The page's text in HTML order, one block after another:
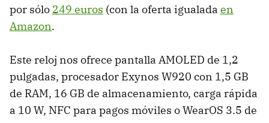
por sólo 249 euros (con la oferta igualada en
Amazon.
Este reloj nos ofrece pantalla AMOLED de 1,2
pulgadas, procesador Exynos W920 con 1,5 GB
de RAM, 16 GB de almacenamiento, carga rápida
a 10 W, NFC para pagos móviles o WearOS 3.5 de